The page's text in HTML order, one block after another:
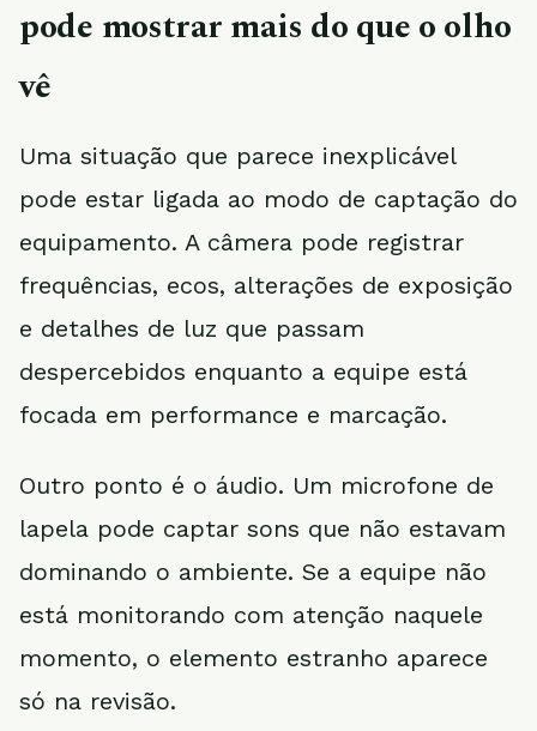
pode mostrar mais do que o olho
vê
Uma situação que parece inexplicável
pode estar ligada ao modo de captação do
equipamento. A câmera pode registrar
frequências, ecos, alterações de exposição
e detalhes de luz que passam
despercebidos enquanto a equipe está
focada em performance e marcação.
Outro ponto é o áudio. Um microfone de
lapela pode captar sons que não estavam
dominando o ambiente. Se a equipe não
está monitorando com atenção naquele
momento, o elemento estranho aparece
só na revisão.